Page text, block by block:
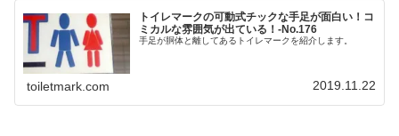
トイレマークの可動式チックな手足が面白い！コ
ミカルな雰囲気が出ている！-No.176
手足が胴体と離してあるトイレマークを紹介します。
toiletmark.com 2019.11.22